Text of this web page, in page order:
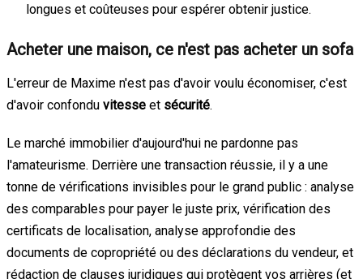
longues et coûteuses pour espérer obtenir justice.
Acheter une maison, ce n'est pas acheter un sofa
L'erreur de Maxime n'est pas d'avoir voulu économiser, c'est
d'avoir confondu vitesse et sécurité.
Le marché immobilier d'aujourd'hui ne pardonne pas
l'amateurisme. Derrière une transaction réussie, il y a une
tonne de vérifications invisibles pour le grand public : analyse
des comparables pour payer le juste prix, vérification des
certificats de localisation, analyse approfondie des
documents de copropriété ou des déclarations du vendeur, et
rédaction de clauses juridiques qui protègent vos arrières (et